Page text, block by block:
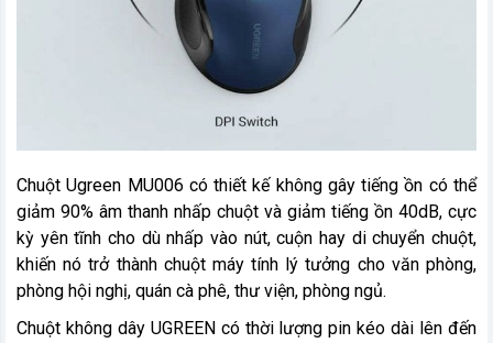
Chuột Ugreen MU006 có thiết kế không gây tiếng ồn có thể
giảm 90% âm thanh nhấp chuột và giảm tiếng ồn 40dB, cực
kỳ yên tĩnh cho dù nhấp vào nút, cuộn hay di chuyển chuột,
khiến nó trở thành chuột máy tính lý tưởng cho văn phòng,
phòng hội nghị, quán cà phê, thư viện, phòng ngủ.
Chuột không dây UGREEN có thời lượng pin kéo dài lên đến